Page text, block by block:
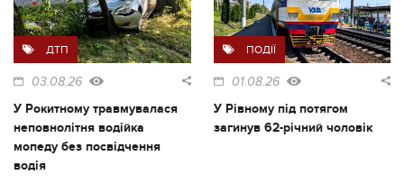
ДТП
03.08.26
У Рокитному травмувалася
неповнолітня водійка
мопеду без посвідчення
водія
ПОДІЇ
01.08.26
У Рівному під потягом
загинув 62-річний чоловік